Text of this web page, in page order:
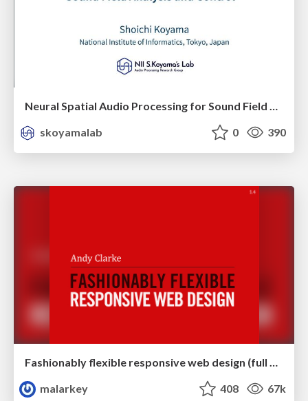
Neural Spatial Audio Processing for Sound Field Analysis and Control
skoyamalab
0 390
Fashionably flexible responsive web design (full day workshop)
malarkey
408 67k